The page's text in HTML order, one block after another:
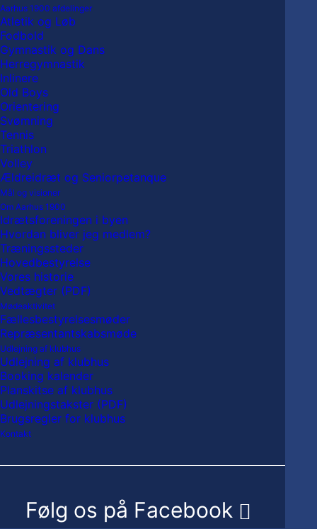
Aarhus 1900 afdelinger
Atletik og Løb
Fodbold
Gymnastik og Dans
Herregymnastik
Inlinere
Old Boys
Orientering
Svømning
Tennis
Triathlon
Volley
Ældreidræt og Seniorpetanque
Mål og visioner
Om Aarhus 1900
Idrætsforeningen i byen
Hvordan bliver jeg medlem?
Træningssteder
Hovedbestyrelse
Vores historie
Vedtægter (PDF)
Mødeaktivitet
Fællesbestyrelsesmøder
Repræsentantskabsmøde
Udlejning af klubhus
Udlejning af klubhus
Booking kalender
Planskitse af klubhus
Udlejningstakster (PDF)
Brugsregler for klubhus
Kontakt
Følg os på Facebook
1900
Petanque
09-
13
21:00
25 juni, 2026
More about {title}
CK Aarhus kl. 19-
20:30
KONTAKT